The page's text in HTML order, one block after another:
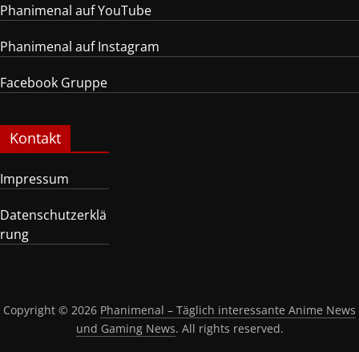
Phanimenal auf YouTube
Phanimenal auf Instagram
Facebook Gruppe
Kontakt
Impressum
Datenschutzerklä
rung
Copyright © 2026 Phanimenal – Täglich interessante Anime News
und Gaming News. All rights reserved.